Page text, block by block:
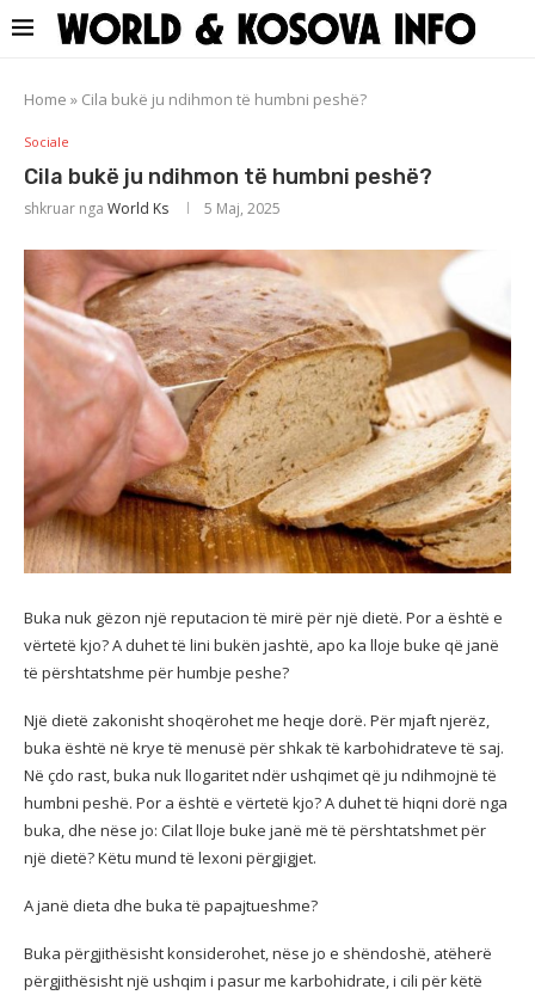
Home » Cila bukë ju ndihmon të humbni peshë?
Sociale
Cila bukë ju ndihmon të humbni peshë?
shkruar nga World Ks 5 Maj, 2025
Buka nuk gëzon një reputacion të mirë për një dietë. Por a është e
vërtetë kjo? A duhet të lini bukën jashtë, apo ka lloje buke që janë
të përshtatshme për humbje peshe?
Një dietë zakonisht shoqërohet me heqje dorë. Për mjaft njerëz,
buka është në krye të menusë për shkak të karbohidrateve të saj.
Në çdo rast, buka nuk llogaritet ndër ushqimet që ju ndihmojnë të
humbni peshë. Por a është e vërtetë kjo? A duhet të hiqni dorë nga
buka, dhe nëse jo: Cilat lloje buke janë më të përshtatshmet për
një dietë? Këtu mund të lexoni përgjigjet.
A janë dieta dhe buka të papajtueshme?
Buka përgjithësisht konsiderohet, nëse jo e shëndoshë, atëherë
përgjithësisht një ushqim i pasur me karbohidrate, i cili për këtë